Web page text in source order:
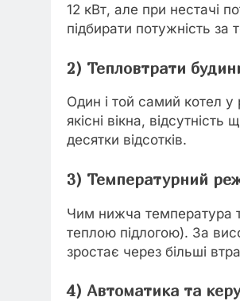
12 кВт, але при нестачі
підбирати потужність
2) Тепловтрати
Один і той самий котел у
якісні вікна,
десятки відсотків.
3) Температурний
Чим нижча температура
теплою підлогою). За
зростає через більші
4) Автоматика та